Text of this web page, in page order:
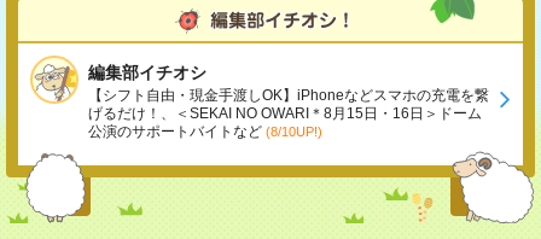
編集部イチオシ
【シフト自由・現金手渡しOK】iPhoneなどスマホの充電を繋
げるだけ！、＜SEKAI NO OWARI＊8月15日・16日＞ドーム
公演のサポートバイトなど (8/10UP!)